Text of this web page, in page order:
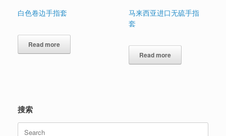
白色卷边手指套
Read more
马来西亚进口无硫手指
套
Read more
搜索
Search